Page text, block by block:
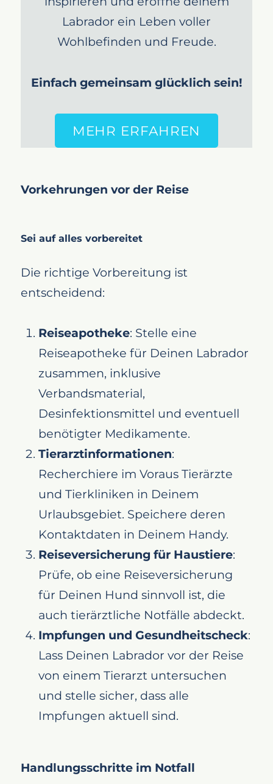
Labrador ein Leben voller
Wohlbefinden und Freude.
Einfach gemeinsam glücklich sein!
MEHR ERFAHREN
Vorkehrungen vor der Reise
Sei auf alles vorbereitet
Die richtige Vorbereitung ist
entscheidend:
Reiseapotheke: Stelle eine
Reiseapotheke für Deinen Labrador
zusammen, inklusive
Verbandsmaterial,
Desinfektionsmittel und eventuell
benötigter Medikamente.
Tierarztinformationen:
Recherchiere im Voraus Tierärzte
und Tierkliniken in Deinem
Urlaubsgebiet. Speichere deren
Kontaktdaten in Deinem Handy.
Reiseversicherung für Haustiere:
Prüfe, ob eine Reiseversicherung
für Deinen Hund sinnvoll ist, die
auch tierärztliche Notfälle abdeckt.
Impfungen und Gesundheitscheck:
Lass Deinen Labrador vor der Reise
von einem Tierarzt untersuchen
und stelle sicher, dass alle
Impfungen aktuell sind.
Handlungsschritte im Notfall